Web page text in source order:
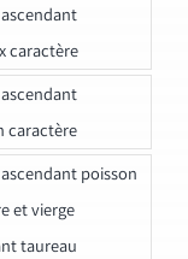
caractère
caractère
poisson
et vierge
taureau